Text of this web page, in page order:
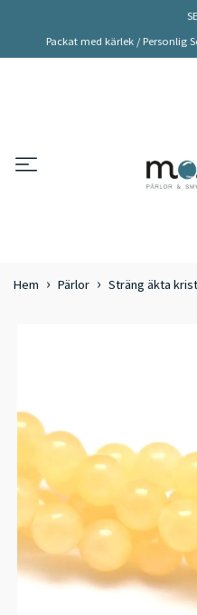
Packat med kärlek / Personlig
Hem Pärlor Sträng äkta